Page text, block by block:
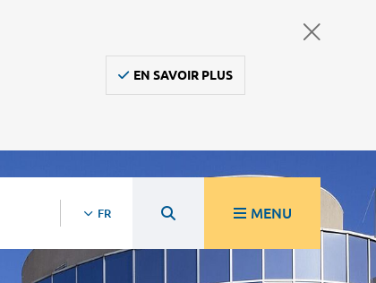
EN SAVOIR PLUS
FR MENU